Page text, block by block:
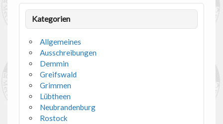
Kategorien
Allgemeines
Ausschreibungen
Demmin
Greifswald
Grimmen
Lübtheen
Neubrandenburg
Rostock